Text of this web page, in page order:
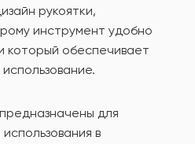
рукоятки,
инструмент удобно
который обеспечивает
для
в